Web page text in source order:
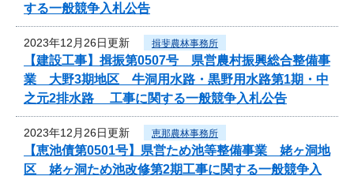
する一般競争入札公告
2023年12月26日更新 揖斐農林事務所
【建設工事】揖振第0507号 県営農村振興総合整備事
業 大野3期地区 牛洞用水路・黒野用水路第1期・中
之元2排水路 工事に関する一般競争入札公告
2023年12月26日更新 恵那農林事務所
【恵池債第0501号】県営ため池等整備事業 姥ヶ洞地
区 姥ヶ洞ため池改修第2期工事に関する一般競争入